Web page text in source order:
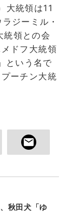
大統領は11
ジーミル・
統領との会
ドフ大統領
という名で
ーチン大統
秋田犬「ゆ